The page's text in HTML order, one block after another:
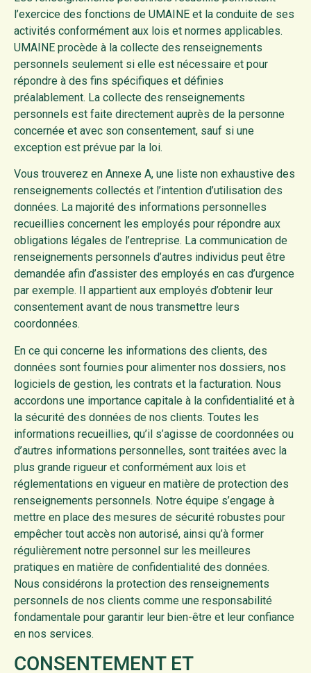
l’exercice des fonctions de UMAINE et la conduite de ses
activités conformément aux lois et normes applicables.
UMAINE procède à la collecte des renseignements
personnels seulement si elle est nécessaire et pour
répondre à des fins spécifiques et définies
préalablement. La collecte des renseignements
personnels est faite directement auprès de la personne
concernée et avec son consentement, sauf si une
exception est prévue par la loi.
Vous trouverez en Annexe A, une liste non exhaustive des
renseignements collectés et l’intention d’utilisation des
données. La majorité des informations personnelles
recueillies concernent les employés pour répondre aux
obligations légales de l’entreprise. La communication de
renseignements personnels d’autres individus peut être
demandée afin d’assister des employés en cas d’urgence
par exemple. Il appartient aux employés d’obtenir leur
consentement avant de nous transmettre leurs
coordonnées.
En ce qui concerne les informations des clients, des
données sont fournies pour alimenter nos dossiers, nos
logiciels de gestion, les contrats et la facturation. Nous
accordons une importance capitale à la confidentialité et à
la sécurité des données de nos clients. Toutes les
informations recueillies, qu’il s’agisse de coordonnées ou
d’autres informations personnelles, sont traitées avec la
plus grande rigueur et conformément aux lois et
réglementations en vigueur en matière de protection des
renseignements personnels. Notre équipe s’engage à
mettre en place des mesures de sécurité robustes pour
empêcher tout accès non autorisé, ainsi qu’à former
régulièrement notre personnel sur les meilleures
pratiques en matière de confidentialité des données.
Nous considérons la protection des renseignements
personnels de nos clients comme une responsabilité
fondamentale pour garantir leur bien-être et leur confiance
en nos services.
CONSENTEMENT ET